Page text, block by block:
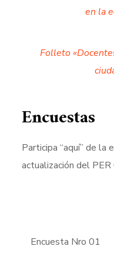
en la
Folleto
Encuestas
Participa “aquí” de la
actualización del
Encuesta Nro 01